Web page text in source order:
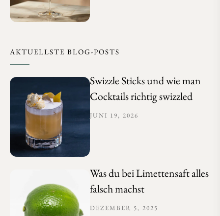
AKTUELLSTE BLOG-POSTS
Swizzle Sticks und wie man
Cocktails richtig swizzled
JUNI 19, 2026
Was du bei Limettensaft alles
falsch machst
DEZEMBER 5, 2025